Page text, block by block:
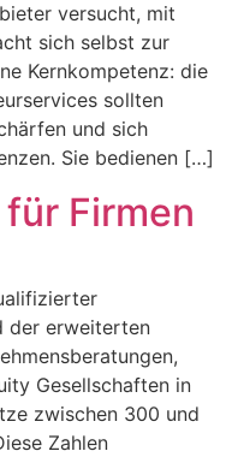
versucht, mit
sich selbst zur
Kernkompetenz: die
sollten
und sich
Sie bedienen […]
Firmen
der erweiterten
Gesellschaften in
zwischen 300 und
Zahlen